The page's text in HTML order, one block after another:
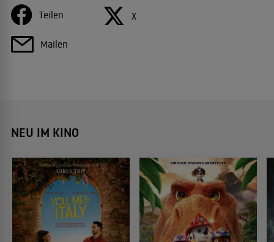
Teilen X
Mailen
NEU IM KINO